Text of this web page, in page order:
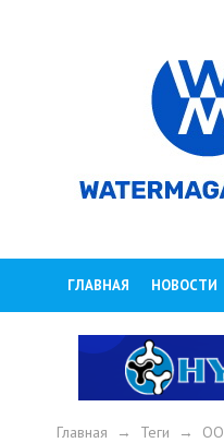
ГЛАВНАЯ НОВОСТИ
Главная → Теги →